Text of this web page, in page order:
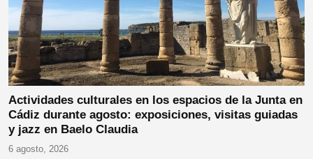
Actividades culturales en los espacios de la Junta en
Cádiz durante agosto: exposiciones, visitas guiadas
y jazz en Baelo Claudia
6 agosto, 2026